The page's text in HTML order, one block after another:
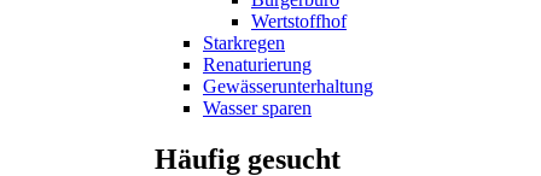
Wertstoffhof
Starkregen
Renaturierung
Gewässerunterhaltung
Wasser sparen
Häufig gesucht